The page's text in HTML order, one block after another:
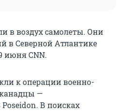
в воздух самолеты. Они
в Северной Атлантике
июня CNN.
к операции военно-
—
В поисках